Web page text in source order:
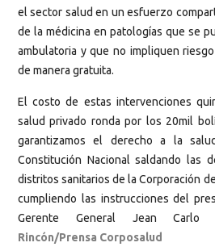
el sector salud en un esfuerzo
de la médicina en patologías que se
ambulatoria y que no impliquen
de manera gratuita.
El costo de estas intervenciones
salud privado ronda por los 20mil
garantizamos el derecho a la
Constitución Nacional saldando las
distritos sanitarios de la Corporación
cumpliendo las instrucciones del
Gerente General Jean Carlo
Rincón/Prensa Corposalud